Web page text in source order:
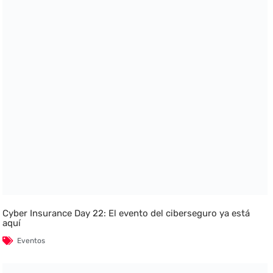
Cyber Insurance Day 22: El evento del ciberseguro ya está
aquí
Eventos